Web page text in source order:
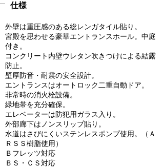
​仕様
外壁は重圧感のある総レンガタイル貼り。
宮殿を思わせる豪華エントランスホール。中庭
付き。
コンクリート内壁ウレタン吹きつけによる結露
防止。
壁厚防音・耐震の安全設計。
エントランスはオートロック二重自動ドア。
非常時の消火栓設備。
緑地帯を充分確保。
エレベーターは防犯用ガラス入り。
外部廊下はノンスリップ貼り。
水道はさびにくいステンレスポンプ使用。（Ａ
ＲＳＳ樹脂使用）
Ｂフレッツ対応
ＢＳ・ＣＳ対応